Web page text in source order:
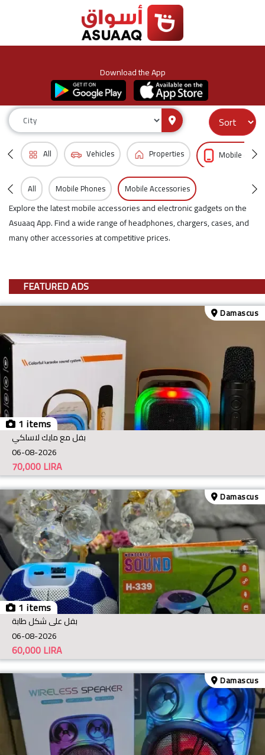
Download the App
All Vehicles Properties Mobile &
All Mobile Phones Mobile Accessories
Explore the latest mobile accessories and electronic gadgets on the
Asuaaq App. Find a wide range of headphones, chargers, cases, and
many other accessories at competitive prices.
FEATURED ADS
1 items
Damascus
بفل مع مايك لاسلكي
06-08-2026
LIRA
70,000
1 items
Damascus
بفل على شكل طابة
06-08-2026
LIRA
60,000
Damascus